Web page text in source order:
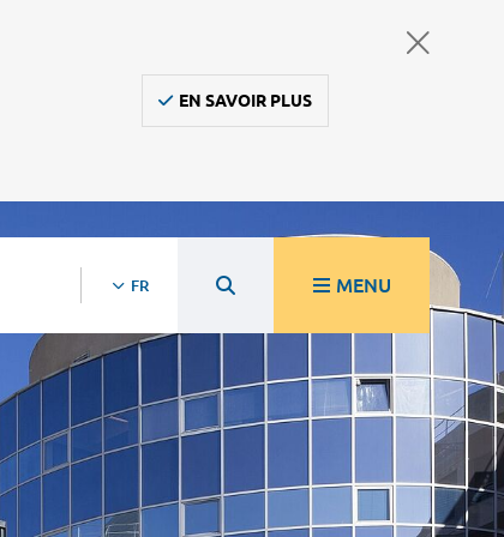
EN SAVOIR PLUS
FR MENU